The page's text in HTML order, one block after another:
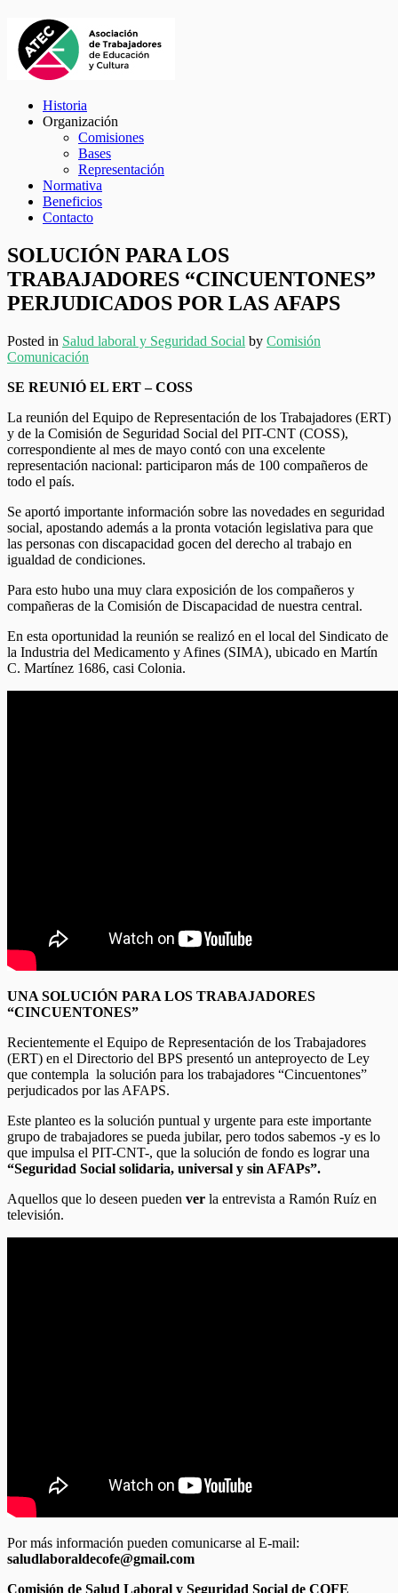
Historia
Organización
Comisiones
Bases
Representación
Normativa
Beneficios
Contacto
SOLUCIÓN PARA LOS
TRABAJADORES “CINCUENTONES”
PERJUDICADOS POR LAS AFAPS
Posted in Salud laboral y Seguridad Social by Comisión
Comunicación
SE REUNIÓ EL ERT – COSS
La reunión del Equipo de Representación de los Trabajadores (ERT)
y de la Comisión de Seguridad Social del PIT-CNT (COSS),
correspondiente al mes de mayo contó con una excelente
representación nacional: participaron más de 100 compañeros de
todo el país.
Se aportó importante información sobre las novedades en seguridad
social, apostando además a la pronta votación legislativa para que
las personas con discapacidad gocen del derecho al trabajo en
igualdad de condiciones.
Para esto hubo una muy clara exposición de los compañeros y
compañeras de la Comisión de Discapacidad de nuestra central.
En esta oportunidad la reunión se realizó en el local del Sindicato de
la Industria del Medicamento y Afines (SIMA), ubicado en Martín
C. Martínez 1686, casi Colonia.
UNA SOLUCIÓN PARA LOS TRABAJADORES
“CINCUENTONES”
Recientemente el Equipo de Representación de los Trabajadores
(ERT) en el Directorio del BPS presentó un anteproyecto de Ley
que contempla la solución para los trabajadores “Cincuentones”
perjudicados por las AFAPS.
Este planteo es la solución puntual y urgente para este importante
grupo de trabajadores se pueda jubilar, pero todos sabemos -y es lo
que impulsa el PIT-CNT-, que la solución de fondo es lograr una
“Seguridad Social solidaria, universal y sin AFAPs”.
Aquellos que lo deseen pueden ver la entrevista a Ramón Ruíz en
televisión.
Por más información pueden comunicarse al E-mail:
saludlaboraldecofe@gmail.com
Comisión de Salud Laboral y Seguridad Social de COFE